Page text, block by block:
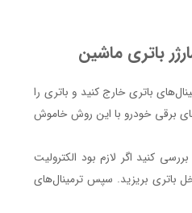
باتری ماشین
باتری خارج کنید و باتری را
برقی خودرو با این روش خاموش
کنید اگر لازم بود الکترولیت
باتری بریزید. سپس ترمینال‌های